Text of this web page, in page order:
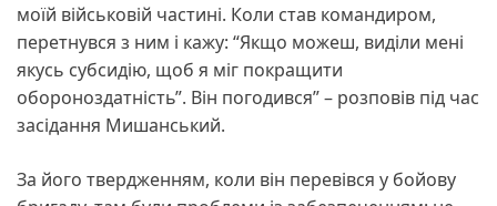
моїй військовій частині. Коли став командиром,
перетнувся з ним і кажу: “Якщо можеш, виділи мені
якусь субсидію, щоб я міг покращити
обороноздатність”. Він погодився” – розповів під час
засідання Мишанський.
За його твердженням, коли він перевівся у бойову